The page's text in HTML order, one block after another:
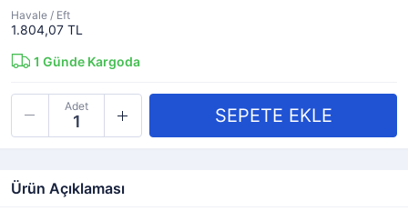
Havale / Eft
1.804,07 TL
1 Günde Kargoda
Adet
Ürün Açıklaması